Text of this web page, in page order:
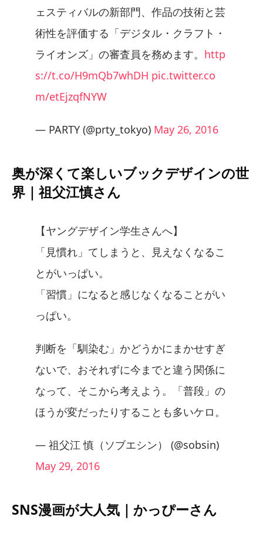
ェスティバルの新部門、作品の技術と芸
術性を評価する「デジタル・クラフト・
ライオンズ」の審査員を務めます。 http
s://t.co/H9mQb7whDH pic.twitter.co
m/etEjzqfNYW
— PARTY (@prty_tokyo) May 26, 2016
奥が深くて楽しいブックデザインの世
界｜祖父江慎さん
【ヤングデザイン学生さんへ】
「見慣れ」てしまうと、見えなくなるこ
とがいっぱい。
「習慣」になると感じなくなることがい
っぱい。
判断を「馴染む」かどうかにまかせすぎ
ないで、おそれずに今までと違う関係に
なって、そこから考えよう。「普段」の
ほうが変だったりすることも多いケロ。
— 祖父江 慎（ソブエシン） (@sobsin)
May 29, 2016
SNS漫画が大人気｜かっぴーさん